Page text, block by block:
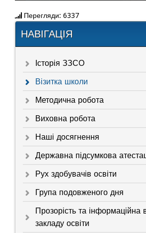
Перегляди: 6337
НАВІГАЦІЯ
Історія ЗЗСО
Візитка школи
Методична робота
Виховна робота
Наші досягнення
Державна підсумкова
Рух здобувачів освіти
Група подовженого дня
Прозорість та інформаційна
закладу освіти